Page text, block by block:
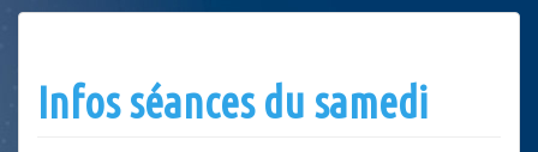
Infos séances du samedi